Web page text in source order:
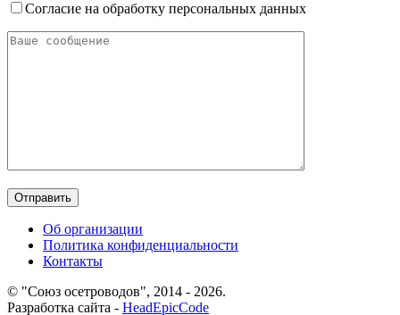
Согласие на обработку персональных данных
Об организации
Политика конфиденциальности
Контакты
© "Союз осетроводов", 2014 - 2026.
Разработка сайта - HeadEpicCode